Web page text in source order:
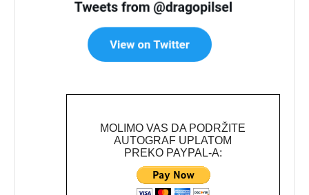
MOLIMO VAS DA PODRŽITE
AUTOGRAF UPLATOM
PREKO PAYPAL-A: